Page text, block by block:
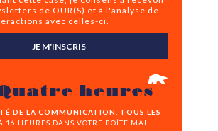
de OUR(S) et à l'analyse de
avec celles-ci.
JE M'INSCRIS
heures
DE LA COMMUNICATION, TOUS LES
16 HEURES DANS VOTRE BOÎTE MAIL.